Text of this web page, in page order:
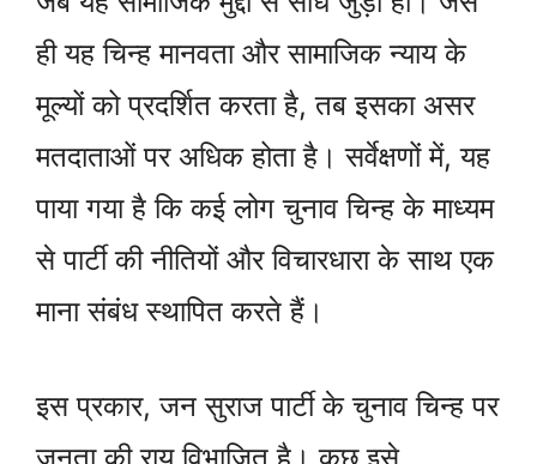
ही यह चिन्ह मानवता और सामाजिक न्याय के
मूल्यों को प्रदर्शित करता है, तब इसका असर
मतदाताओं पर अधिक होता है। सर्वेक्षणों में, यह
पाया गया है कि कई लोग चुनाव चिन्ह के माध्यम
से पार्टी की नीतियों और विचारधारा के साथ एक
माना संबंध स्थापित करते हैं।
इस प्रकार, जन सुराज पार्टी के चुनाव चिन्ह पर